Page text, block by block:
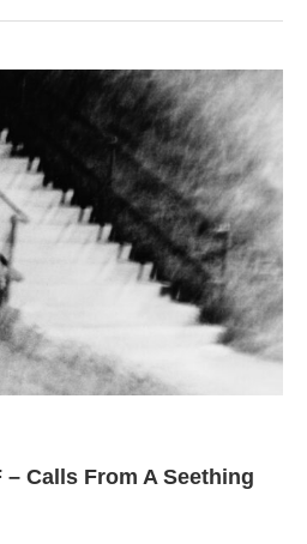
– Calls From A Seething